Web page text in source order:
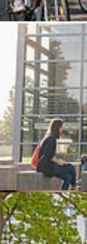
der ersten
KI. Helene Dinse erlangt
Firma das KI-Team